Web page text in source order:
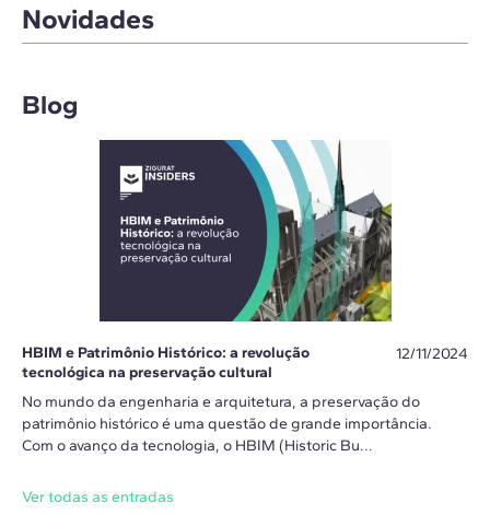
Novidades
Blog
HBIM e Patrimônio Histórico: a revolução
tecnológica na preservação cultural
12/11/2024
No mundo da engenharia e arquitetura, a preservação do
patrimônio histórico é uma questão de grande importância.
Com o avanço da tecnologia, o HBIM (Historic Bu...
Ver todas as entradas